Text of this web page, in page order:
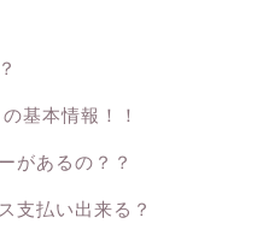
基本情報！！
があるの？？
支払い出来る？